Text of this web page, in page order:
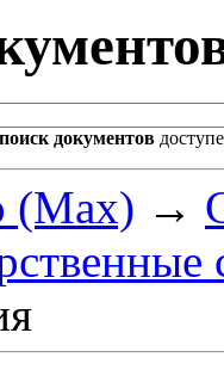
документов
(Max) →